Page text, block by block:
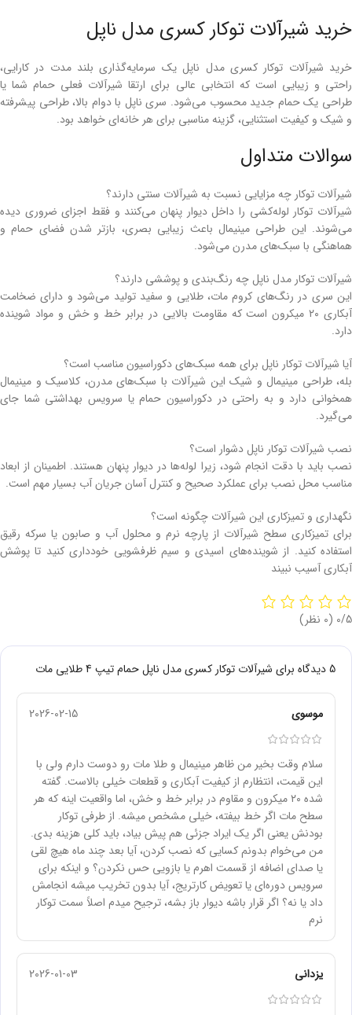
خرید شیرآلات توکار کسری مدل ناپل
خرید شیرآلات توکار کسری مدل ناپل یک سرمایه‌گذاری بلند مدت در کارایی،
راحتی و زیبایی است که انتخابی عالی برای ارتقا شیرآلات فعلی حمام شما یا
طراحی یک حمام جدید محسوب می‌شود. سری ناپل با دوام بالا، طراحی پیشرفته
و شیک و کیفیت استثنایی، گزینه مناسبی برای هر خانه‌ای خواهد بود.
سوالات متداول
شیرآلات توکار چه مزایایی نسبت به شیرآلات سنتی دارند؟
شیرآلات توکار لوله‌کشی را داخل دیوار پنهان می‌کنند و فقط اجزای ضروری دیده
می‌شوند. این طراحی مینیمال باعث زیبایی بصری، بازتر شدن فضای حمام و
هماهنگی با سبک‌های مدرن می‌شود.
شیرآلات توکار مدل ناپل چه رنگ‌بندی و پوششی دارند؟
این سری در رنگ‌های کروم مات، طلایی و سفید تولید می‌شود و دارای ضخامت
آبکاری ۲۰ میکرون است که مقاومت بالایی در برابر خط و خش و مواد شوینده
دارد.
آیا شیرآلات توکار ناپل برای همه سبک‌های دکوراسیون مناسب است؟
بله، طراحی مینیمال و شیک این شیرآلات با سبک‌های مدرن، کلاسیک و مینیمال
همخوانی دارد و به راحتی در دکوراسیون حمام یا سرویس بهداشتی شما جای
می‌گیرد.
نصب شیرآلات توکار ناپل دشوار است؟
نصب باید با دقت انجام شود، زیرا لوله‌ها در دیوار پنهان هستند. اطمینان از ابعاد
مناسب محل نصب برای عملکرد صحیح و کنترل آسان جریان آب بسیار مهم است.
نگهداری و تمیزکاری این شیرآلات چگونه است؟
برای تمیزکاری سطح شیرآلات از پارچه نرم و محلول آب و صابون یا سرکه رقیق
استفاده کنید. از شوینده‌های اسیدی و سیم ظرفشویی خودداری کنید تا پوشش
آبکاری آسیب نبیند
‫0/5 ‫(0 نظر)
5 دیدگاه برای شیرآلات توکار کسری مدل ناپل حمام تیپ 4 طلایی مات
موسوی 2026-02-15
سلام وقت بخیر من ظاهر مینیمال و طلا مات رو دوست دارم ولی با
این قیمت، انتظارم از کیفیت آبکاری و قطعات خیلی بالاست. گفته
شده ۲۰ میکرون و مقاوم در برابر خط و خش، اما واقعیت اینه که هر
سطح مات اگر خط بیفته، خیلی مشخص میشه. از طرفی توکار
بودنش یعنی اگر یک ایراد جزئی هم پیش بیاد، باید کلی هزینه بدی.
من می‌خوام بدونم کسایی که نصب کردن، آیا بعد چند ماه هیچ لقی
یا صدای اضافه از قسمت اهرم یا بازویی حس نکردن؟ و اینکه برای
سرویس دوره‌ای یا تعویض کارتریج، آیا بدون تخریب میشه انجامش
داد یا نه؟ اگر قرار باشه دیوار باز بشه، ترجیح میدم اصلاً سمت توکار
نرم
یزدانی 2026-01-03